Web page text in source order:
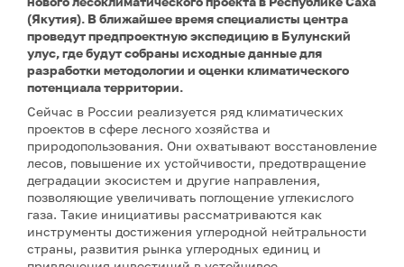
(Якутия). В ближайшее время специалисты центра
проведут предпроектную экспедицию в Булунский
улус, где будут собраны исходные данные для
разработки методологии и оценки климатического
потенциала территории.
Сейчас в России реализуется ряд климатических
проектов в сфере лесного хозяйства и
природопользования. Они охватывают восстановление
лесов, повышение их устойчивости, предотвращение
деградации экосистем и другие направления,
позволяющие увеличивать поглощение углекислого
газа. Такие инициативы рассматриваются как
инструменты достижения углеродной нейтральности
страны, развития рынка углеродных единиц и